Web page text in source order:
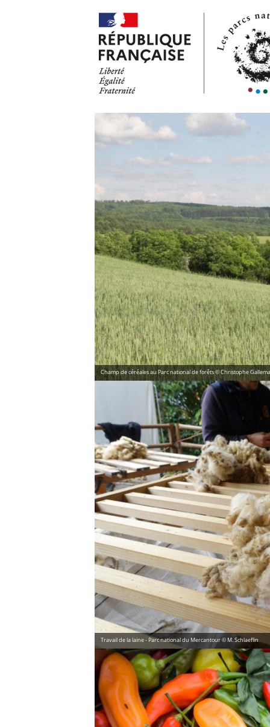
Champ de céréales au Parc national de forêts © Christophe
Travail de la laine - Parc national du Mercantour © M. Schlaeflin